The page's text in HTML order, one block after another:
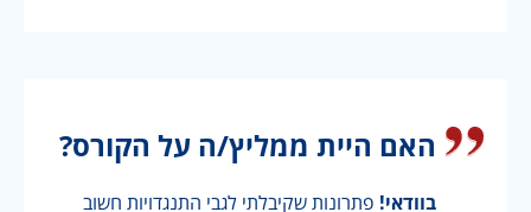
האם היית ממליץ/ה על הקורס?
בוודאי! פתרונות שקיבלתי לגבי התנגדויות חשוב